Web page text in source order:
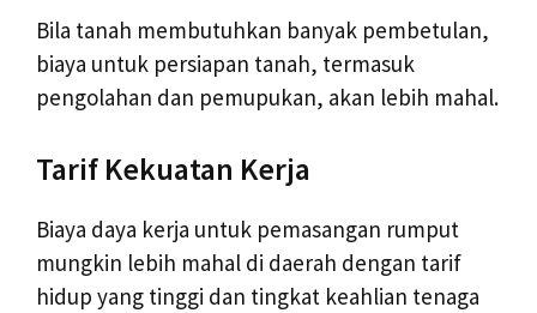
Bila tanah membutuhkan banyak pembetulan,
biaya untuk persiapan tanah, termasuk
pengolahan dan pemupukan, akan lebih mahal.
Tarif Kekuatan Kerja
Biaya daya kerja untuk pemasangan rumput
mungkin lebih mahal di daerah dengan tarif
hidup yang tinggi dan tingkat keahlian tenaga